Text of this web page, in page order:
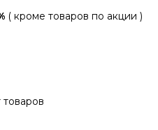
( кроме товаров по акции )